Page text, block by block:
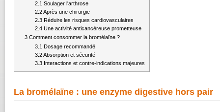
2.1 Soulager l'arthrose
2.2Après une chirurgie
2.3 Réduire les risques cardiovasculaires
2.4 Une activité anticancéreuse prometteuse
3 Comment consommer la bromélaïne ?
3.1 Dosage recommandé
3.2Absorption et sécurité
3.3 Interactions et contre-indications majeures
La bromélaïne : une enzyme digestive hors pair